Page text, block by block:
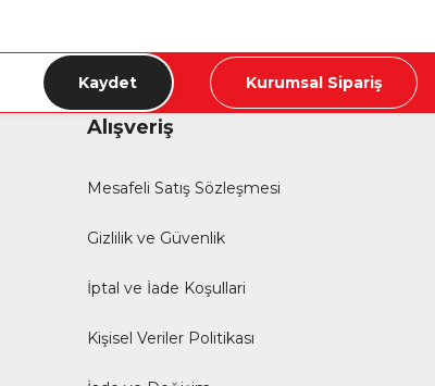
Kaydet Kurumsal Sipariş
Alışveriş
Mesafeli Satış Sözleşmesi
Gizlilik ve Güvenlik
İptal ve İade Koşullari
Kişisel Veriler Politikası